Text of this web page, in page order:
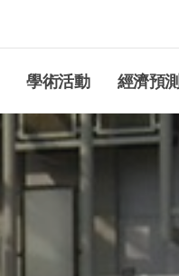
學術活動 經濟預測